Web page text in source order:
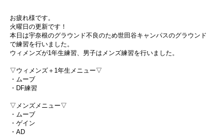
お疲れ様です。
火曜日の更新です！
本日は宇奈根のグラウンド不良のため世田谷キャンパスのグラウンド
で練習を行いました。
ウィメンズが1年生練習、男子はメンズ練習を行いました。
▽ウィメンズ＋1年生メニュー▽
・ムーブ
・DF練習
▽メンズメニュー▽
・ムーブ
・ゲイン
・AD